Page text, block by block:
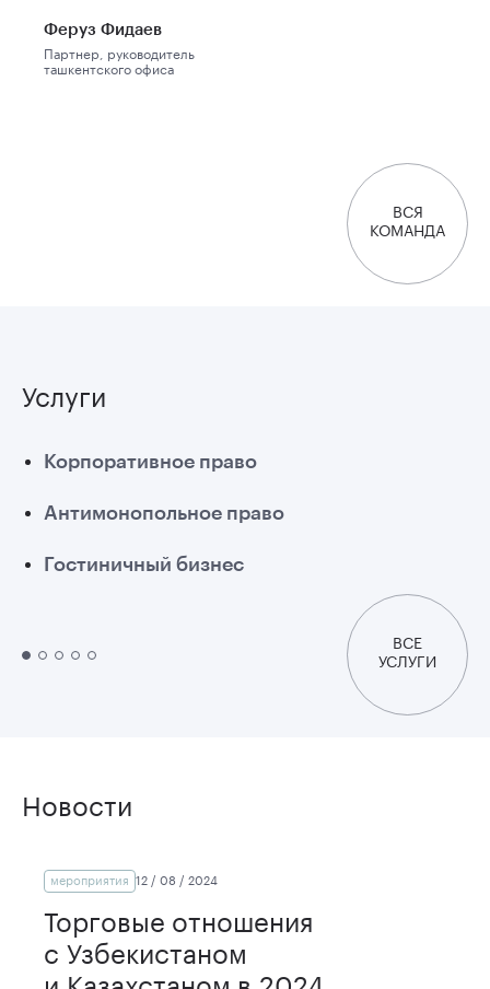
Феруз Фидаев
Партнер, руководитель
ташкентского офиса
ВСЯ
КОМАНДА
Услуги
Корпоративное право
Антимонопольное право
Гостиничный бизнес
ВСЕ
УСЛУГИ
Новости
мероприятия 12 / 08 / 2024
Торговые отношения
с Узбекистаном